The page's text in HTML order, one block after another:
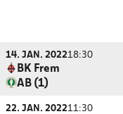
14. JAN. 202218:30
BK Frem
AB (1)
22. JAN. 202211:30